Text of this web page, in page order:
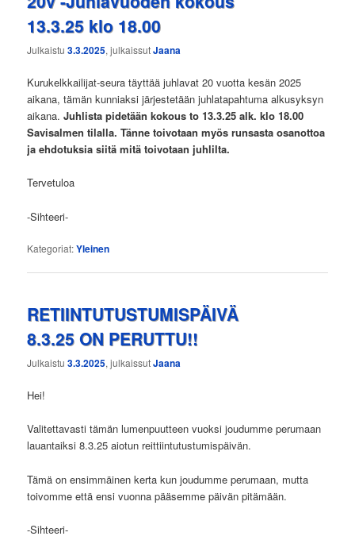
13.3.25 klo 18.00
Julkaistu3.3.2025, julkaissutJaana
Kurukelkkailijat-seura täyttää juhlavat 20 vuotta kesän 2025
aikana, tämän kunniaksi järjestetään juhlatapahtuma alkusyksyn
aikana. Juhlista pidetään kokous to 13.3.25 alk. klo 18.00
Savisalmen tilalla. Tänne toivotaan myös runsasta osanottoa
ja ehdotuksia siitä mitä toivotaan juhlilta.
Tervetuloa
-Sihteeri-
Kategoriat:Yleinen
RETIINTUTUSTUMISPÄIVÄ
8.3.25 ON PERUTTU!!
Julkaistu3.3.2025, julkaissutJaana
Hei!
Valitettavasti tämän lumenpuutteen vuoksi joudumme perumaan
lauantaiksi 8.3.25 aiotun reittiintutustumispäivän.
Tämä on ensimmäinen kerta kun joudumme perumaan, mutta
toivomme että ensi vuonna pääsemme päivän pitämään.
-Sihteeri-